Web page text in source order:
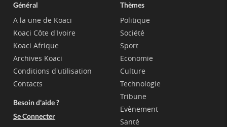
Général
A la une de Koaci
Koaci Côte d'Ivoire
Koaci Afrique
Archives Koaci
Conditions d'utilisation
Contacts
Besoin d'aide ?
Se Connecter
Thèmes
Politique
Société
Sport
Economie
Culture
Technologie
Tribune
Evènement
Santé